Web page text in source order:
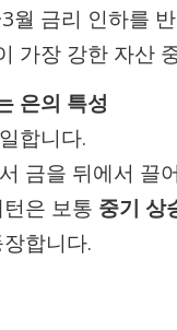
월 금리 인하를
가장 강한 자산
은의 특성
합니다.
금을 뒤에서 끌
은 보통 중기 상
합니다.